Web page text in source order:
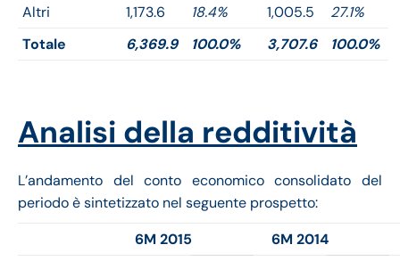
Altri
1,173.6 18.4% 1,005.5
27.1%
Totale
6,369.9 100.0% 3,707.6 100.0%
Analisi della redditività
L’andamento del conto economico consolidato del
periodo è sintetizzato nel seguente prospetto:
6M 2015
6M 2014